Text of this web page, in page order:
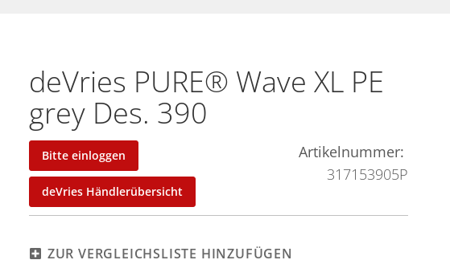
deVries PURE® Wave XL PE
grey Des. 390
Bitte einloggen
deVries Händlerübersicht
Artikelnummer
317153905P
ZUR VERGLEICHSLISTE HINZUFÜGEN